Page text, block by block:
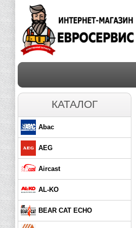
КАТАЛОГ
Abac
AEG
Aircast
AL-KO
BEAR CAT ECHO